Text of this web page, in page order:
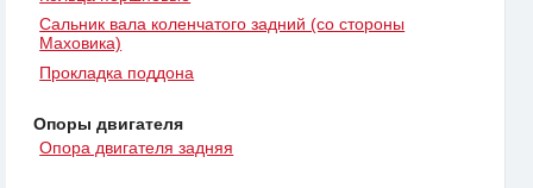
Сальник вала коленчатого задний (со стороны
Маховика)
Прокладка поддона
Опоры двигателя
Опора двигателя задняя